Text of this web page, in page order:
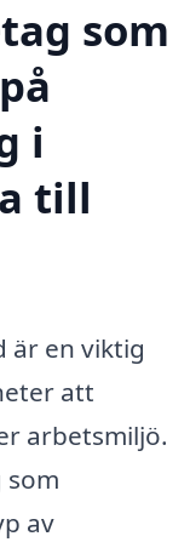
som
i
till
är en viktig
att
arbetsmiljö.
av